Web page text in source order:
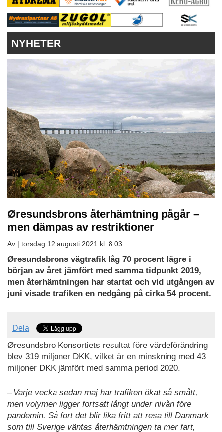
VÅRA ANDRA MAGASIN
PRENUMERERA
ANNONSERA
NYHETER
Øresundsbrons återhämtning pågår –
men dämpas av restriktioner
Av | torsdag 12 augusti 2021 kl. 8:03
Øresundsbrons vägtrafik låg 70 procent lägre i
början av året jämfört med samma tidpunkt 2019,
men återhämtningen har startat och vid utgången av
juni visade trafiken en nedgång på cirka 54 procent.
Dela
Øresundsbro Konsortiets resultat före värdeförändring
blev 319 miljoner DKK, vilket är en minskning med 43
miljoner DKK jämfört med samma period 2020.
– Varje vecka sedan maj har trafiken ökat så smått,
men volymen ligger fortsatt långt under nivån före
pandemin. Så fort det blir lika fritt att resa till Danmark
som till Sverige väntas återhämtningen ta mer fart,